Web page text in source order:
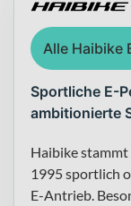
Alle Haibike
Sportliche E-
ambitionierte
Haibike
1995 sportlich
E-Antrieb.